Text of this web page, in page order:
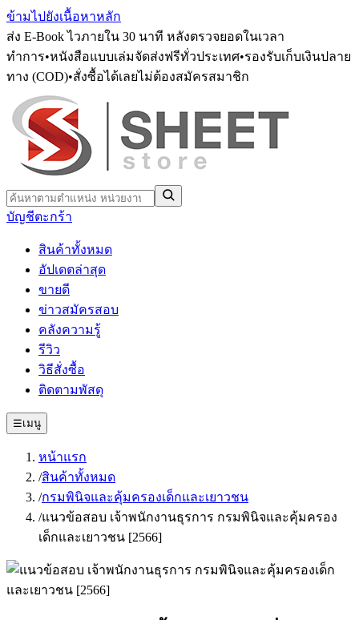
ข้ามไปยังเนื้อหาหลัก
ส่ง E-Book ไวภายใน 30 นาที หลังตรวจยอดในเวลา
ทำการ•หนังสือแบบเล่มจัดส่งฟรีทั่วประเทศ•รองรับเก็บเงินปลาย
ทาง (COD)•สั่งซื้อได้เลยไม่ต้องสมัครสมาชิก
บัญชีตะกร้า
สินค้าทั้งหมด
อัปเดตล่าสุด
ขายดี
ข่าวสมัครสอบ
คลังความรู้
รีวิว
วิธีสั่งซื้อ
ติดตามพัสดุ
☰เมนู
หน้าแรก
/สินค้าทั้งหมด
/กรมพินิจและคุ้มครองเด็กและเยาวชน
/แนวข้อสอบ เจ้าพนักงานธุรการ กรมพินิจและคุ้มครอง
เด็กและเยาวชน [2566]